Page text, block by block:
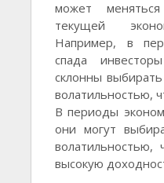
может
текущей
Например, в
спада
склонны
волатильностью,
В периоды
они могут
волатильностью,
высокую